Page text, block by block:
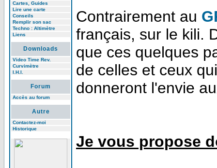
Cartes, Guides
Lire une carte
Conseils
Remplir son sac
Techno : Altimètre
Liens
Downloads
Video Time Rev.
Curvimètre
I.H.I.
Forum
Accès au forum
Autre
Contactez-moi
Historique
Contrairement au
français, sur le kili.
que ces quelques
de celles et ceux
donneront l'envie
Je vous propose